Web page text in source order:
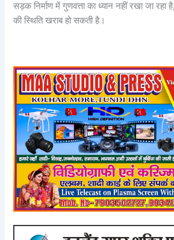
सड़क निर्माण में गुणवत्ता का ध्यान नहीं रखा जा
की स्थिति खराब हो सकती है।